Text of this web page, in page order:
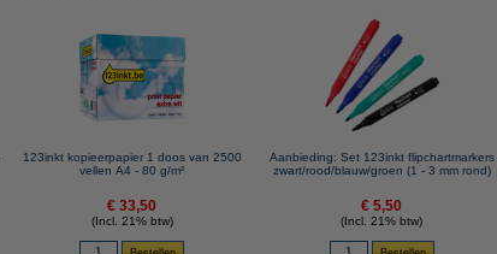
123inkt kopieerpapier 1 doos van 2500
vellen A4 - 80 g/m²
€ 33,50
(Incl. 21% btw)
Aanbieding: Set 123inkt flipchartmarkers
zwart/rood/blauw/groen (1 - 3 mm rond)
€ 5,50
(Incl. 21% btw)